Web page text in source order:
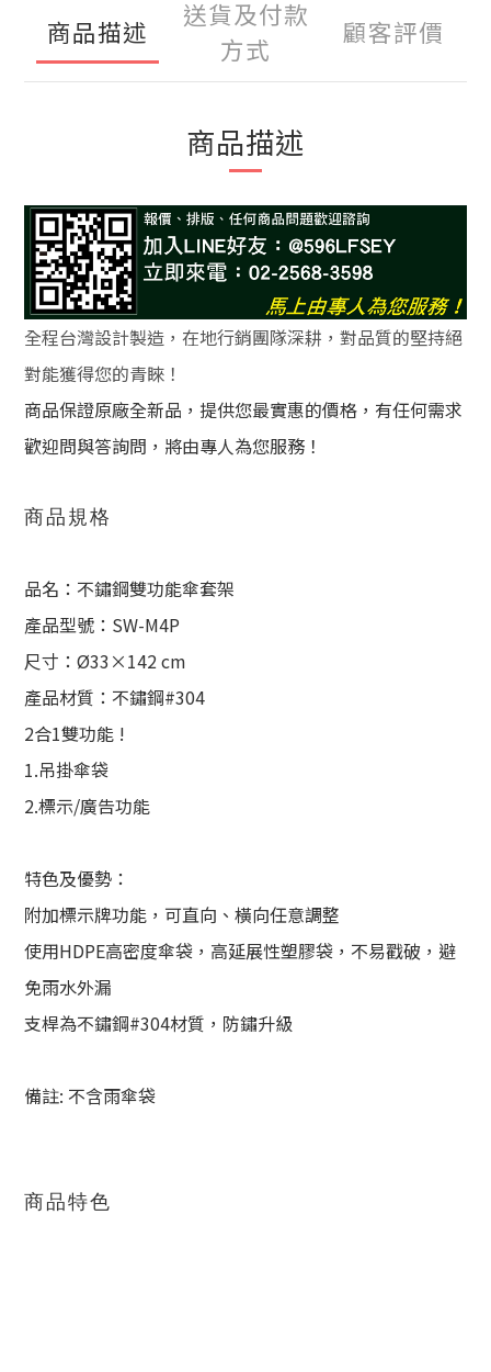
商品描述
送貨及付款
方式
顧客評價
商品描述
全程台灣設計製造，在地行銷團隊深耕，對品質的堅持絕
對能獲得您的青睞！
商品保證原廠全新品，提供您最實惠的價格，有任何需求
歡迎問與答詢問，將由專人為您服務！
商品規格
品名：不鏽鋼雙功能傘套架
產品型號：SW-M4P
尺寸：Ø33×142 cm
產品材質：不鏽鋼#304
2合1雙功能 !
1.吊掛傘袋
2.標示/廣告功能
特色及優勢：
附加標示牌功能，可直向、橫向任意調整
使用HDPE高密度傘袋，高延展性塑膠袋，不易戳破，避
免雨水外漏
支桿為不鏽鋼#304材質，防鏽升級
備註: 不含雨傘袋
商品特色